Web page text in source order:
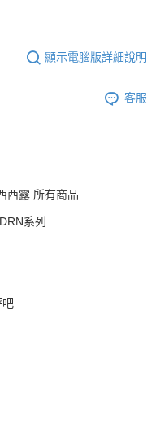
顯示電腦版詳細說明
客服
西露 所有商品
系列